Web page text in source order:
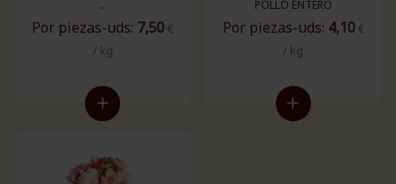
...
Por piezas-uds: 7,50 €
/ kg
POLLO ENTERO
Por piezas-uds: 4,10€
/ kg